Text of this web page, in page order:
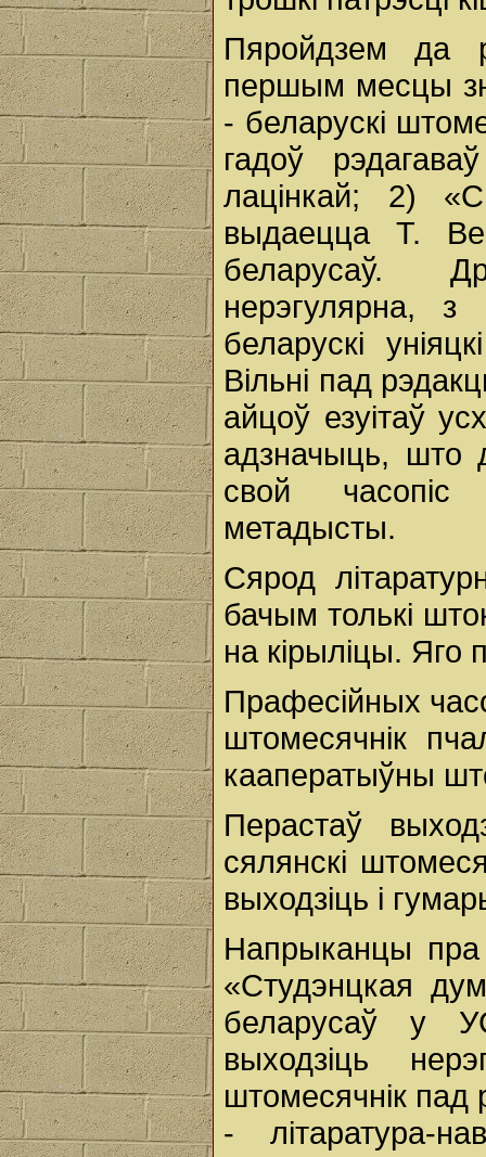
Пяройдзем да
першым месцы
- беларускі
гадоў
лацінкай; 2)
выдаецца Т.
беларусаў.
нерэгулярна,
беларускі
Вільні пад
айцоў езуітаў
адзначыць, што
свой часопіс
метадысты.
Сярод
бачым толькі
на кірыліцы. Яго
Прафесійных
штомесячнік
кааператыўны
Перастаў
сялянскі
выходзіць і
Напрыканцы пра
«Студэнцкая
беларусаў у
выходзіць
штомесячнік
- літаратура-